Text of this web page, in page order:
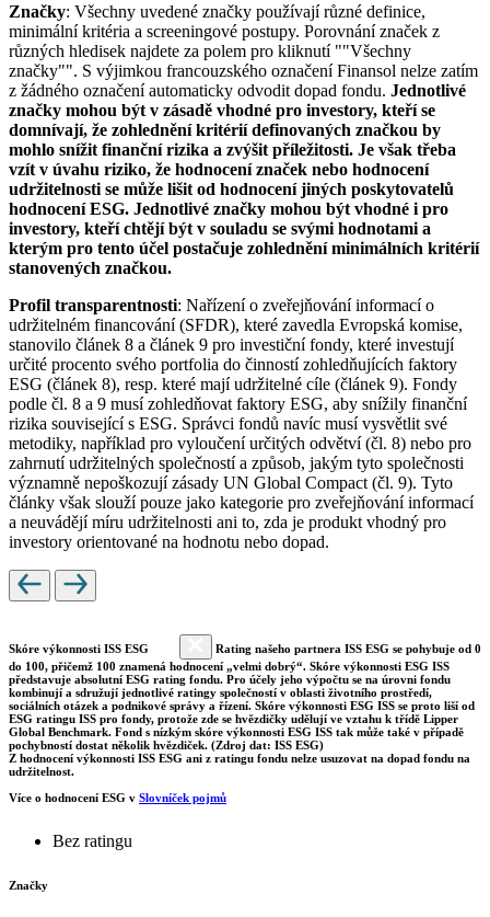
Značky: Všechny uvedené značky používají různé definice,
minimální kritéria a screeningové postupy. Porovnání značek z
různých hledisek najdete za polem pro kliknutí ""Všechny
značky"". S výjimkou francouzského označení Finansol nelze zatím
z žádného označení automaticky odvodit dopad fondu. Jednotlivé
značky mohou být v zásadě vhodné pro investory, kteří se
domnívají, že zohlednění kritérií definovaných značkou by
mohlo snížit finanční rizika a zvýšit příležitosti. Je však třeba
vzít v úvahu riziko, že hodnocení značek nebo hodnocení
udržitelnosti se může lišit od hodnocení jiných poskytovatelů
hodnocení ESG. Jednotlivé značky mohou být vhodné i pro
investory, kteří chtějí být v souladu se svými hodnotami a
kterým pro tento účel postačuje zohlednění minimálních kritérií
stanovených značkou.
Profil transparentnosti: Nařízení o zveřejňování informací o
udržitelném financování (SFDR), které zavedla Evropská komise,
stanovilo článek 8 a článek 9 pro investiční fondy, které investují
určité procento svého portfolia do činností zohledňujících faktory
ESG (článek 8), resp. které mají udržitelné cíle (článek 9). Fondy
podle čl. 8 a 9 musí zohledňovat faktory ESG, aby snížily finanční
rizika související s ESG. Správci fondů navíc musí vysvětlit své
metodiky, například pro vyloučení určitých odvětví (čl. 8) nebo pro
zahrnutí udržitelných společností a způsob, jakým tyto společnosti
významně nepoškozují zásady UN Global Compact (čl. 9). Tyto
články však slouží pouze jako kategorie pro zveřejňování informací
a neuvádějí míru udržitelnosti ani to, zda je produkt vhodný pro
investory orientované na hodnotu nebo dopad.
Skóre výkonnosti ISS ESG
Rating našeho partnera ISS ESG se pohybuje od 0
do 100, přičemž 100 znamená hodnocení „velmi dobrý“. Skóre výkonnosti ESG ISS
představuje absolutní ESG rating fondu. Pro účely jeho výpočtu se na úrovni fondu
kombinují a sdružují jednotlivé ratingy společností v oblasti životního prostředí,
sociálních otázek a podnikové správy a řízení. Skóre výkonnosti ESG ISS se proto liší od
ESG ratingu ISS pro fondy, protože zde se hvězdičky udělují ve vztahu k třídě Lipper
Global Benchmark. Fond s nízkým skóre výkonnosti ESG ISS tak může také v případě
pochybností dostat několik hvězdiček. (Zdroj dat: ISS ESG)
Z hodnocení výkonnosti ISS ESG ani z ratingu fondu nelze usuzovat na dopad fondu na
udržitelnost.
Více o hodnocení ESG v Slovníček pojmů
Bez ratingu
Značky